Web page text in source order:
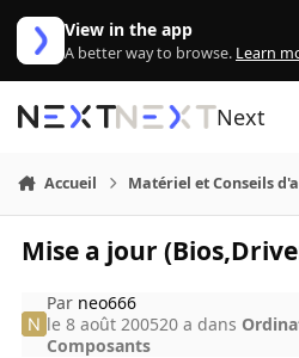
Aller au contenu
View in the app
A better way to browse. Learn
Next
Accueil Matériel et Conseils
Mise a jour
Par neo666
le 8 août 200520 a dans
Composants